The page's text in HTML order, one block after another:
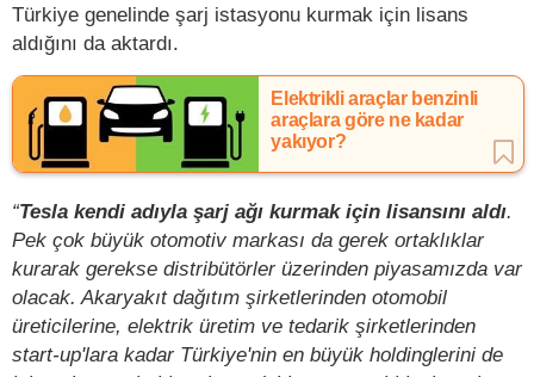
Türkiye genelinde şarj istasyonu kurmak için lisans
aldığını da aktardı.
Elektrikli araçlar benzinli
araçlara göre ne kadar
yakıyor?
“Tesla kendi adıyla şarj ağı kurmak için lisansını aldı.
Pek çok büyük otomotiv markası da gerek ortaklıklar
kurarak gerekse distribütörler üzerinden piyasamızda var
olacak. Akaryakıt dağıtım şirketlerinden otomobil
üreticilerine, elektrik üretim ve tedarik şirketlerinden
start-up'lara kadar Türkiye'nin en büyük holdinglerini de